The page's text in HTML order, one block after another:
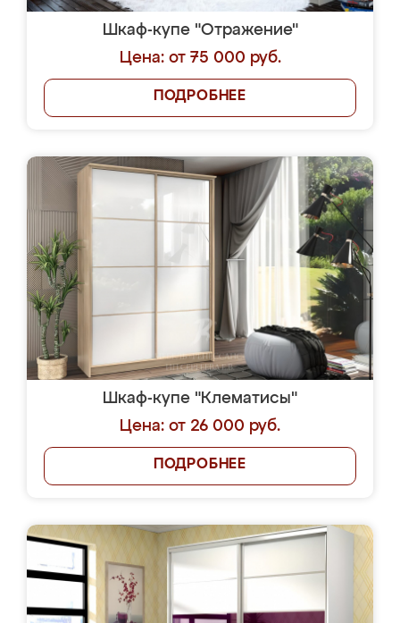
Шкаф-купе "Отражение"
Цена: от 75 000 руб.
ПОДРОБНЕЕ
Шкаф-купе "Клематисы"
Цена: от 26 000 руб.
ПОДРОБНЕЕ